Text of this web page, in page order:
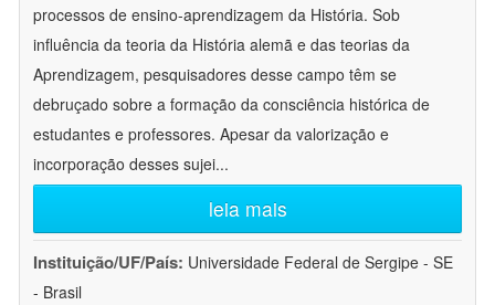
processos de ensino-aprendizagem da História. Sob
influência da teoria da História alemã e das teorias da
Aprendizagem, pesquisadores desse campo têm se
debruçado sobre a formação da consciência histórica de
estudantes e professores. Apesar da valorização e
incorporação desses sujei...
leia mais
Instituição/UF/País: Universidade Federal de Sergipe - SE
- Brasil